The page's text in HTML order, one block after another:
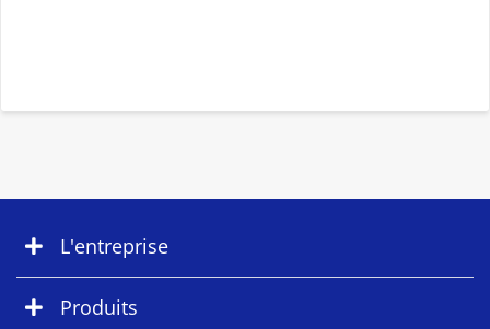
L'entreprise
Produits